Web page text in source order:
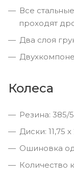
Все
проходят
Два слоя
Колеса
Резина: 385/
Диски: 11,75 х
Ошиновка
Количество